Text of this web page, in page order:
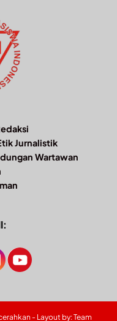
Jurnalistik
Wartawan
- Layout by: Team